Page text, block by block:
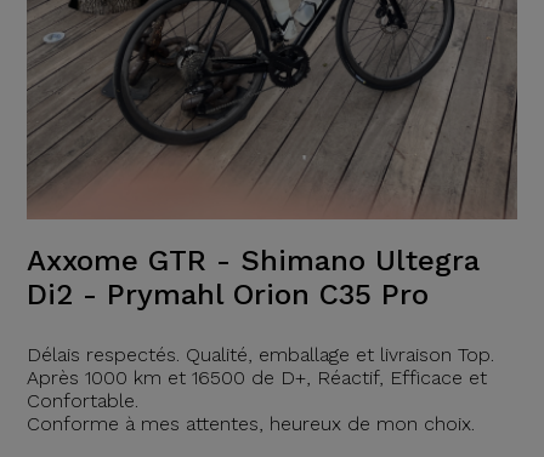
Axxome GTR - Shimano Ultegra
Di2 - Prymahl Orion C35 Pro
Délais respectés. Qualité, emballage et livraison Top.
Après 1000 km et 16500 de D+, Réactif, Efficace et
Confortable.
Conforme à mes attentes, heureux de mon choix.